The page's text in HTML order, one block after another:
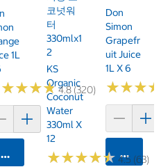
1L
★★★★
★★★★4.8 (320)
카트에 담기
코넛워
터
330mlx1
2
KS
Organic
Coconut
Water
330ml X
12
★★★★★
★★★★★ 4.5 (63)
Don
Simon
Grapefr
Uit Juice
1L X 6
★★★
★★★
카트에